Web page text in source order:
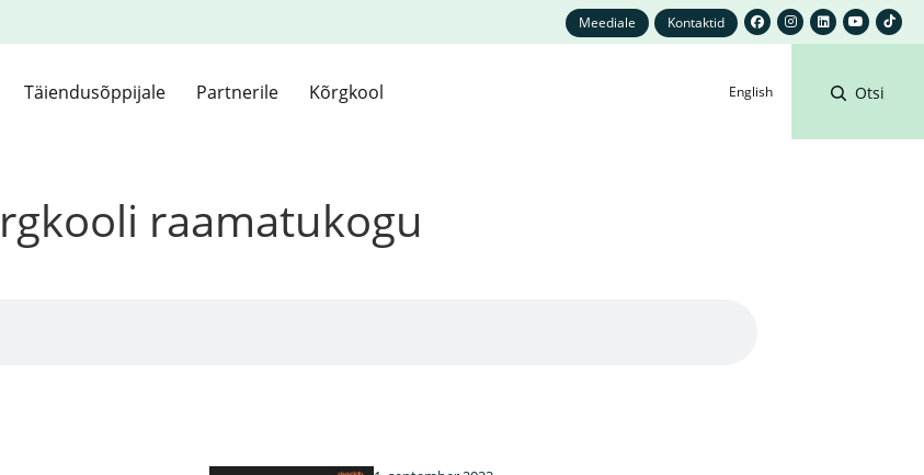
Meediale Kontaktid
Täiendusõppijale Partnerile Kõrgkool English Otsi
raamatukogu